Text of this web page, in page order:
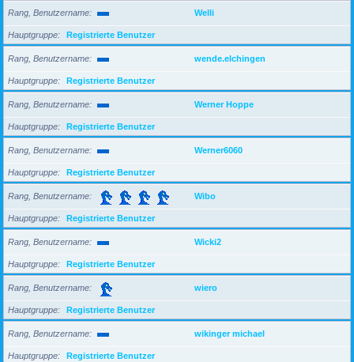
Rang, Benutzername Welli
Hauptgruppe Registrierte Benutzer
Rang, Benutzername wende.elchingen
Hauptgruppe Registrierte Benutzer
Rang, Benutzername Werner Hoppe
Hauptgruppe Registrierte Benutzer
Rang, Benutzername Werner6060
Hauptgruppe Registrierte Benutzer
Rang, Benutzername Wibo
Hauptgruppe Registrierte Benutzer
Rang, Benutzername Wicki2
Hauptgruppe Registrierte Benutzer
Rang, Benutzername wiero
Hauptgruppe Registrierte Benutzer
Rang, Benutzername wikinger michael
Hauptgruppe Registrierte Benutzer